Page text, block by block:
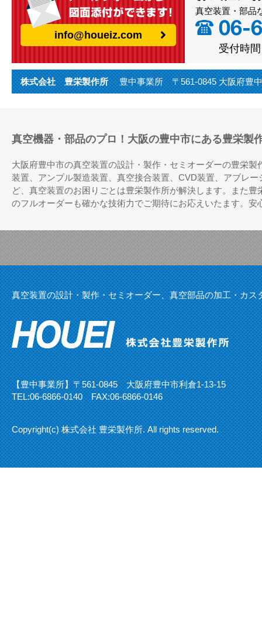
info@houeiz.com
真空装置・部品
受付時
株式会社 豊栄製作所 豊中事業所 〒561-0845 大阪府豊
真空機器・部品のプロ！大阪の豊中市にある豊栄製
大阪府豊中市の真空装置の設計・製作・セミオーダーの豊栄
装置、アンプル製造装置、真空接合装置、CVD装置、アブレ
ど、真空装置のお困りごとは豊栄製作所が解決します。また
のフルオーダーも確かな技術力でご期待にお応えいたます。
真空装置の設計・製作・セミオーダー、真空部品の加工・カ
【豊中事業所】〒561-0845 大阪府豊中市利倉1-13-15
TEL:06-6866-0140FAX:06-6866-0146
Copyright(c) 株式会社 豊栄製作所. All rights reserved.